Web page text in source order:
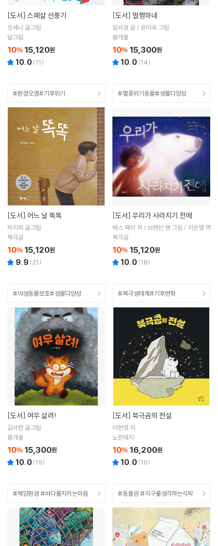
[도서] 스페샬 선풍기
오세나 글그림
달그림
10% 15,120원
10.0 (11)
[도서] 멀쩡하네
임서경 글 / 윤미숙 그림
봄개울
10% 15,300원
10.0 (14)
#환경오염#기후위기
[도서] 어느 날 똑똑
박지희 글그림
북극곰
10% 15,120원
9.9 (21)
#멸종위기동물#생물다양성
[도서] 우리가 사라지기 전에
베스 페리 저 / 브렌던 웬 그림 / 이순영 역
북극곰
10% 15,120원
10.0 (18)
#야생동물보호#생물다양성
[도서] 여우 살려!
김서련 글그림
봄개울
10% 15,300원
10.0 (19)
#북극생태계#기후변화
[도서] 북극곰의 전설
이현영 저
노란돼지
10% 16,200원
10.0 (10)
#해양환경 #바다를지키는마음 #동물권 #지구를생각하는식탁